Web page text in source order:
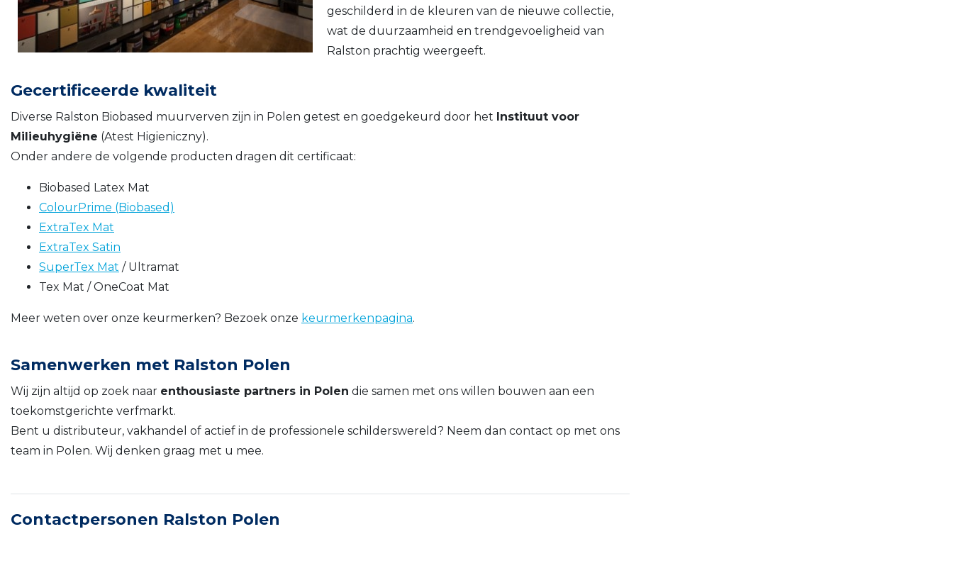
geschilderd in de kleuren van de nieuwe collectie,
wat de duurzaamheid en trendgevoeligheid van
Ralston prachtig weergeeft.
Gecertificeerde kwaliteit
Diverse Ralston Biobased muurverven zijn in Polen getest en goedgekeurd door het Instituut voor
Milieuhygiëne (Atest Higieniczny).
Onder andere de volgende producten dragen dit certificaat:
Biobased Latex Mat
ColourPrime (Biobased)
ExtraTex Mat
ExtraTex Satin
SuperTex Mat / Ultramat
Tex Mat / OneCoat Mat
Meer weten over onze keurmerken? Bezoek onze keurmerkenpagina.
Samenwerken met Ralston Polen
Wij zijn altijd op zoek naar enthousiaste partners in Polen die samen met ons willen bouwen aan een
toekomstgerichte verfmarkt.
Bent u distributeur, vakhandel of actief in de professionele schilderswereld? Neem dan contact op met ons
team in Polen. Wij denken graag met u mee.
Contactpersonen Ralston Polen